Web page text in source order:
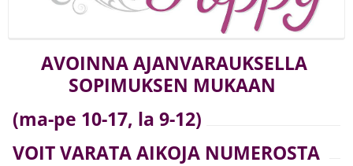
AVOINNA AJANVARAUKSELLA
SOPIMUKSEN MUKAAN
(ma-pe 10-17, la 9-12)
VOIT VARATA AIKOJA NUMEROSTA